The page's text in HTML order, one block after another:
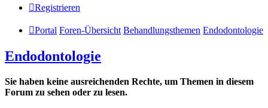
Registrieren
Portal Foren-Übersicht Behandlungsthemen Endodontologie
Endodontologie
Sie haben keine ausreichenden Rechte, um Themen in diesem
Forum zu sehen oder zu lesen.